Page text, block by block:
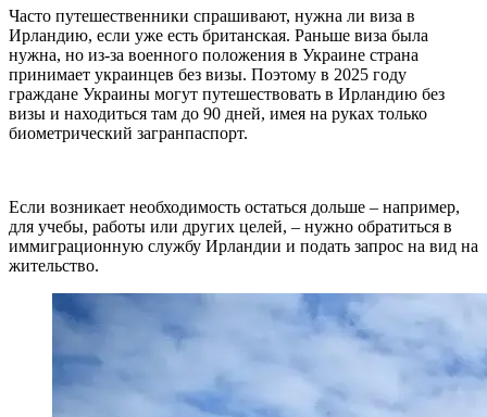
Часто путешественники спрашивают, нужна ли виза в
Ирландию, если уже есть британская. Раньше виза была
нужна, но из-за военного положения в Украине страна
принимает украинцев без визы. Поэтому в 2025 году
граждане Украины могут путешествовать в Ирландию без
визы и находиться там до 90 дней, имея на руках только
биометрический загранпаспорт.
Если возникает необходимость остаться дольше – например,
для учебы, работы или других целей, – нужно обратиться в
иммиграционную службу Ирландии и подать запрос на вид на
жительство.